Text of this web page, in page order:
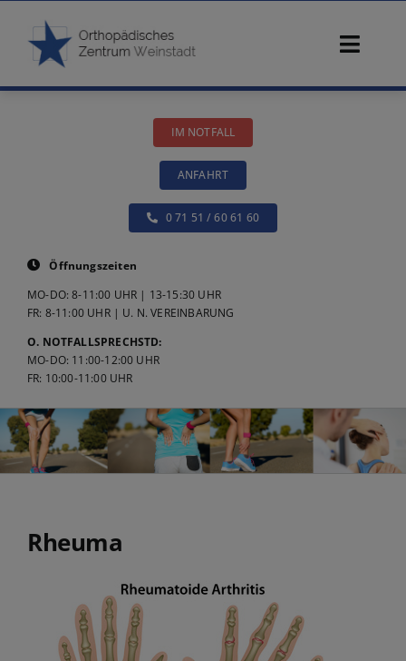
springen
Diagnostik
Konservative Therapie
Operative Therapie
IM NOTFALL
ANFAHRT
0 71 51 / 60 61 60
Öffnungszeiten
MO-DO: 8-11:00 UHR | 13-15:30 UHR
FR: 8-11:00 UHR | U. N. VEREINBARUNG
O. NOTFALLSPRECHSTD:
MO-DO: 11:00-12:00 UHR
FR: 10:00-11:00 UHR
Rheuma